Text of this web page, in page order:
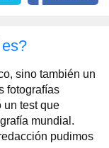
sino también un
fotografías
un test que
mundial.
pudimos